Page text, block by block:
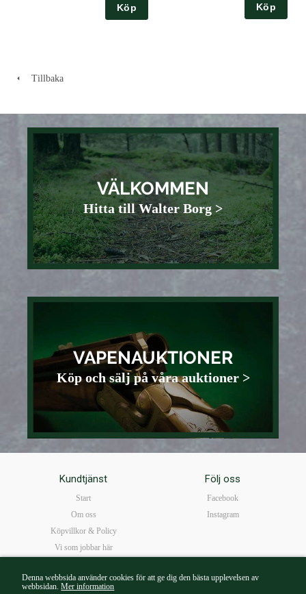
Denna webbsida använder cookies för att ge dig den bästa upplevelsen av
webbsidan.Mer information
Köp Köp
Tillbaka
VÄLKOMMEN
Hitta till Walter Borg >
VAPENAUKTIONER
Köp och sälj på våra auktioner >
Kundtjänst
Start
Om oss
Köpvillkor & Policy
Vi som jobbar här
Öppettider
Följ oss
Facebook
Instagram